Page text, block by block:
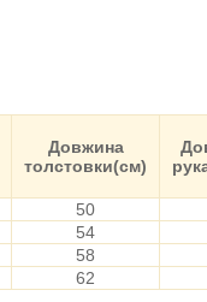
Довжина
толстовки(см)
50
54
58
62